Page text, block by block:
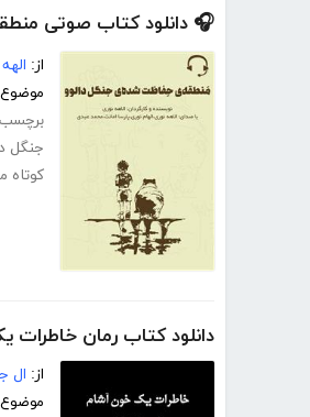
🎧 دانلود کتاب صوتی
از:
جنگل
دانلود کتاب رمان
از: ال